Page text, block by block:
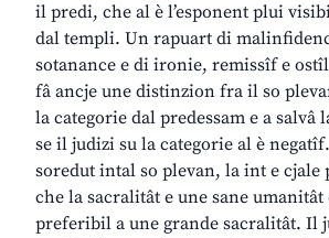
il predi, che al è l’esponent plui
dal templi. Un rapuart di
sotanance e di ironie, remissîf e
fâ ancje une distinzion fra il so
la categorie dal predessam e a salvâ
se il judizi su la categorie al è
soredut intal so plevan, la int e cjale
che la sacralitât e une sane
preferibil a une grande sacralitât. Il